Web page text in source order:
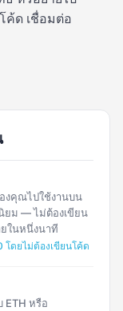
ค้ด เชื่อมต่อ
งคุณไปใช้งานบน
ยม — ไม่ต้องเขียน
ยในหนึ่งนาที
โดยไม่ต้องเขียนโค้ด
ETH หรือ